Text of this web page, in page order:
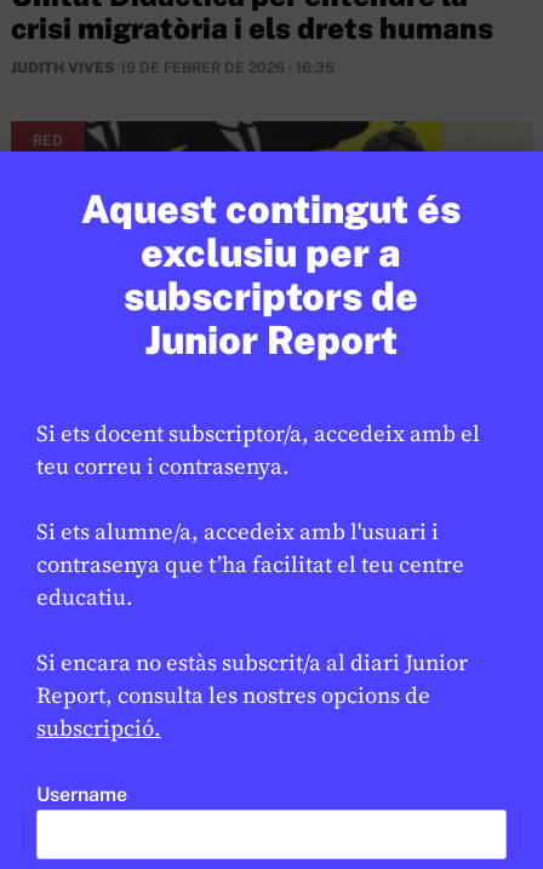
Aquest contingut és
exclusiu per a
subscriptors de
Junior Report
Si ets docent subscriptor/a, accedeix amb el
teu correu i contrasenya.
Si ets alumne/a, accedeix amb l'usuari i
contrasenya que t’ha facilitat el teu centre
educatiu.
Si encara no estàs subscrit/a al diari Junior
Report, consulta les nostres opcions de
subscripció.
Username
crisi migratòria i els drets humans
JUDITH VIVES 19 DE FEBRER DE 2026 · 16:35
RED
SOCIETAT/JUNIOR REPORT RED
Marcel, docent i periodista
CREU DE SABA REPORT
OLESA DE MONTSERRAT
RED